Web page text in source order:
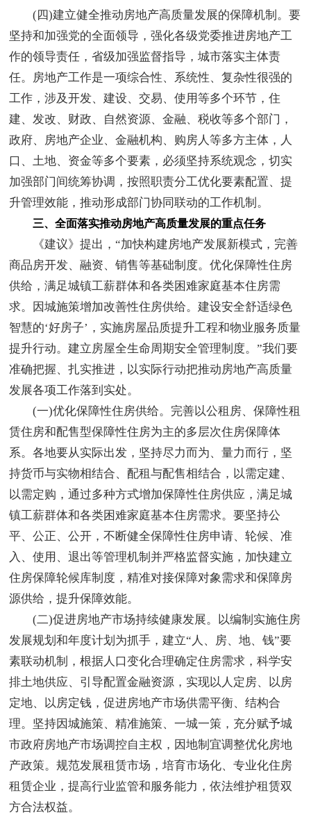
(四)建立健全推动房地产高质量发展的保障机制。要
坚持和加强党的全面领导，强化各级党委推进房地产工
作的领导责任，省级加强监督指导，城市落实主体责
任。房地产工作是一项综合性、系统性、复杂性很强的
工作，涉及开发、建设、交易、使用等多个环节，住
建、发改、财政、自然资源、金融、税收等多个部门，
政府、房地产企业、金融机构、购房人等多方主体，人
口、土地、资金等多个要素，必须坚持系统观念，切实
加强部门间统筹协调，按照职责分工优化要素配置、提
升管理效能，推动形成部门协同联动的工作机制。
三、全面落实推动房地产高质量发展的重点任务
《建议》提出，“加快构建房地产发展新模式，完善
商品房开发、融资、销售等基础制度。优化保障性住房
供给，满足城镇工薪群体和各类困难家庭基本住房需
求。因城施策增加改善性住房供给。建设安全舒适绿色
智慧的‘好房子’，实施房屋品质提升工程和物业服务质量
提升行动。建立房屋全生命周期安全管理制度。”我们要
准确把握、扎实推进，以实际行动把推动房地产高质量
发展各项工作落到实处。
(一)优化保障性住房供给。完善以公租房、保障性租
赁住房和配售型保障性住房为主的多层次住房保障体
系。各地要从实际出发，坚持尽力而为、量力而行，坚
持货币与实物相结合、配租与配售相结合，以需定建、
以需定购，通过多种方式增加保障性住房供应，满足城
镇工薪群体和各类困难家庭基本住房需求。要坚持公
平、公正、公开，不断健全保障性住房申请、轮候、准
入、使用、退出等管理机制并严格监督实施，加快建立
住房保障轮候库制度，精准对接保障对象需求和保障房
源供给，提升保障效能。
(二)促进房地产市场持续健康发展。以编制实施住房
发展规划和年度计划为抓手，建立“人、房、地、钱”要
素联动机制，根据人口变化合理确定住房需求，科学安
排土地供应、引导配置金融资源，实现以人定房、以房
定地、以房定钱，促进房地产市场供需平衡、结构合
理。坚持因城施策、精准施策、一城一策，充分赋予城
市政府房地产市场调控自主权，因地制宜调整优化房地
产政策。规范发展租赁市场，培育市场化、专业化住房
租赁企业，提高行业监管和服务能力，依法维护租赁双
方合法权益。